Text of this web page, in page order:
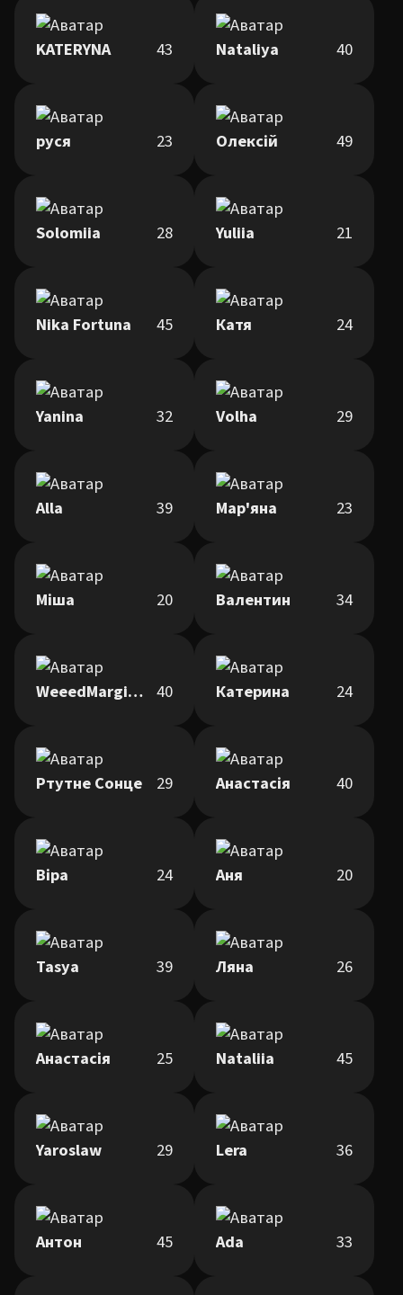
KATERYNA 43 Nataliya 40
руся 23 Олексій 49
Solomiia 28 Yuliia 21
Nika Fortuna 45 Катя 24
Yanina 32 Volha 29
Alla 39 Мар'яна 23
Міша 20 Валентин 34
WeeedMarginezz 40 Катерина 24
Ртутне Сонце 29 Анастасія 40
Віра 24 Аня 20
Tasya 39 Ляна 26
Анастасія 25 Nataliia 45
Yaroslaw 29 Lera 36
Антон 45 Ada 33